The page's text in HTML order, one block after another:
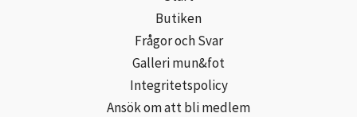
Butiken
Frågor och Svar
Galleri mun&fot
Integritetspolicy
Ansök om att bli medlem